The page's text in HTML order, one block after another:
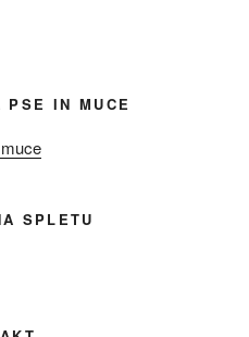
IN MUCE
SPLETU